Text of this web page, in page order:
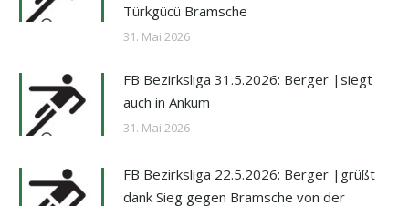
Türkgücü Bramsche
31. Mai 2026
FB Bezirksliga 31.5.2026: Berger |siegt
auch in Ankum
31. Mai 2026
FB Bezirksliga 22.5.2026: Berger |grüßt
dank Sieg gegen Bramsche von der